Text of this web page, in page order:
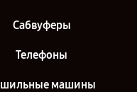
Сабвуферы
Телефоны
машины